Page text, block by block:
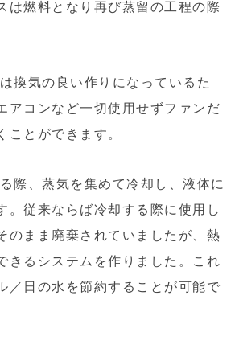
は燃料となり再び蒸留の工程の際
換気の良い作りになっているた
アコンなど一切使用せずファンだ
とができます。
際、蒸気を集めて冷却し、液体に
。従来ならば冷却する際に使用し
のまま廃棄されていましたが、熱
きるシステムを作りました。これ
／日の水を節約することが可能で